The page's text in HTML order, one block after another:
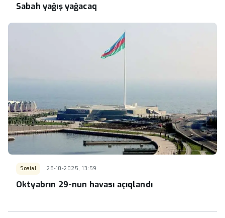
Sabah yağış yağacaq
Sosial 28-10-2025, 13:59
Oktyabrın 29-nun havası açıqlandı